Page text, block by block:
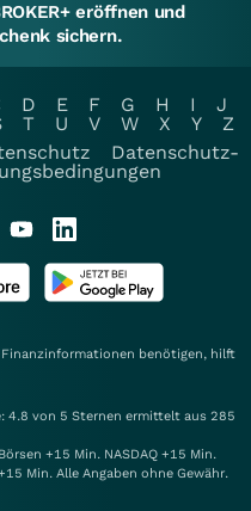
eröffnen und
sichern.
D E F G H I
J
T U V W X Y
Z
Datenschutz-
benötigen, hilft
4.8 von 5 Sternen ermittelt aus 285
+15 Min. NASDAQ +15 Min.
Min. Alle Angaben ohne Gewähr.